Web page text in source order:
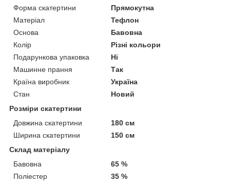
Форма скатертини
Прямокутна
Матеріал
Тефлон
Основа
Бавовна
Колір
Різні кольори
Подарункова упаковка
Ні
Машинне прання
Так
Країна виробник
Україна
Стан
Новий
Розміри скатертини
Довжина скатертини
180 см
Ширина скатертини
150 см
Склад матеріалу
Бавовна
65 %
Поліестер
35 %